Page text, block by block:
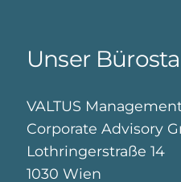
Unser
VALTUS
Corporate Advisory
Lothringerstraße 14
1030 Wien